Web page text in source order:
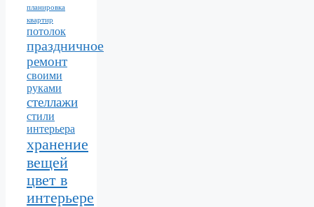
планировка
квартир
потолок
праздничное
ремонт
своими
руками
стеллажи
стили
интерьера
хранение
вещей
цвет в
интерьере